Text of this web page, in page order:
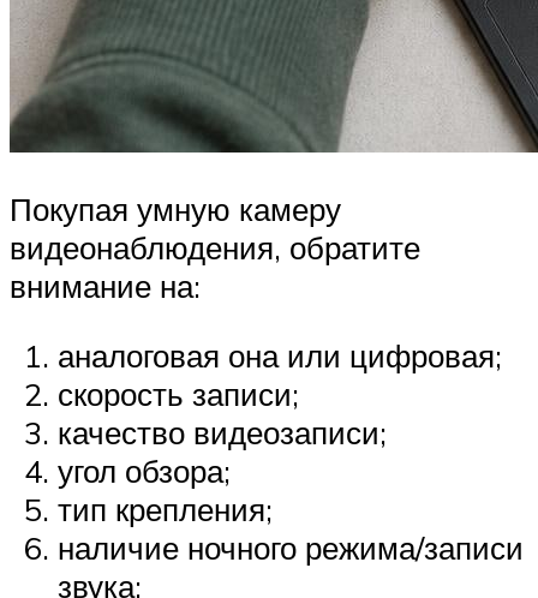
Покупая умную камеру
видеонаблюдения, обратите
внимание на:
аналоговая она или цифровая;
скорость записи;
качество видеозаписи;
угол обзора;
тип крепления;
наличие ночного режима/записи
звука;